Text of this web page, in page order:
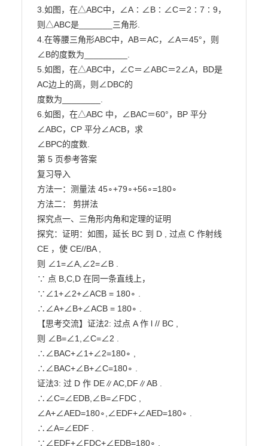
3.如图，在△ABC中，∠A∶∠B∶∠C＝2∶7∶9，
则△ABC是_______三角形.
4.在等腰三角形ABC中，AB＝AC，∠A＝45°，则
∠B的度数为_________.
5.如图，在△ABC中，∠C＝∠ABC＝2∠A，BD是
AC边上的高，则∠DBC的
度数为________.
6.如图，在△ABC 中，∠BAC＝60°，BP 平分
∠ABC，CP 平分∠ACB，求
∠BPC的度数.
第 5 页参考答案
复习导入
方法一：测量法 45∘+79∘+56∘=180∘
方法二： 剪拼法
探究点一、三角形内角和定理的证明
探究：证明：如图，延长 BC 到 D , 过点 C 作射线
CE ，使 CE//BA ,
则 ∠1=∠A,∠2=∠B .
∵ 点 B,C,D 在同一条直线上，
∵∠1+∠2+∠ACB = 180∘ .
∴∠A+∠B+∠ACB = 180∘ .
【思考交流】证法2: 过点 A 作 l // BC ,
则 ∠B=∠1,∠C=∠2 .
∴∠BAC+∠1+∠2=180∘ ,
∴∠BAC+∠B+∠C=180∘ .
证法3: 过 D 作 DE∥AC,DF∥AB .
∴∠C=∠EDB,∠B=∠FDC ,
∠A+∠AED=180∘,∠EDF+∠AED=180∘ .
∴∠A=∠EDF .
∵∠EDF+∠FDC+∠EDB=180∘ ,